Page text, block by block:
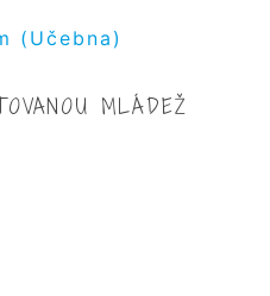
(Učebna)
MLÁDEŽ